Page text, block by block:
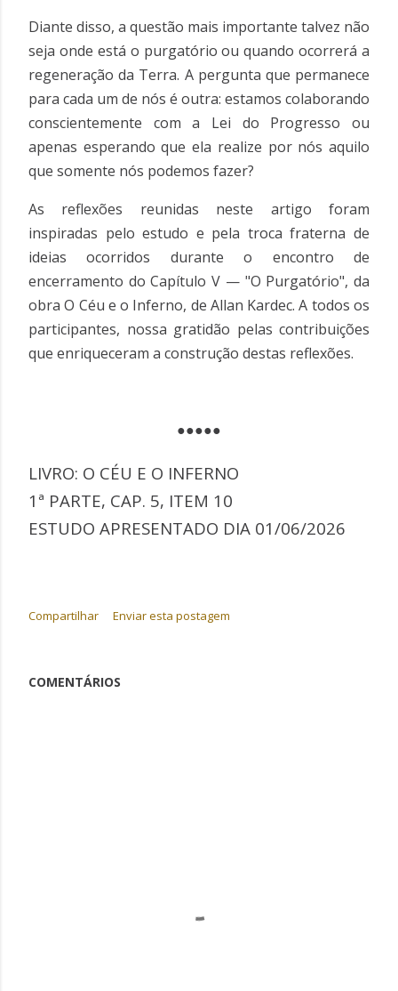
Diante disso, a questão mais importante talvez não
seja onde está o purgatório ou quando ocorrerá a
regeneração da Terra. A pergunta que permanece
para cada um de nós é outra: estamos colaborando
conscientemente com a Lei do Progresso ou
apenas esperando que ela realize por nós aquilo
que somente nós podemos fazer?
As reflexões reunidas neste artigo foram
inspiradas pelo estudo e pela troca fraterna de
ideias ocorridos durante o encontro de
encerramento do Capítulo V — "O Purgatório", da
obra O Céu e o Inferno, de Allan Kardec. A todos os
participantes, nossa gratidão pelas contribuições
que enriqueceram a construção destas reflexões.
●●●●●
LIVRO: O CÉU E O INFERNO
1ª PARTE, CAP. 5, ITEM 10
ESTUDO APRESENTADO DIA 01/06/2026
Compartilhar Enviar esta postagem
COMENTÁRIOS